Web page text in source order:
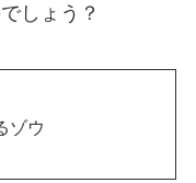
しょう？
ゾウ